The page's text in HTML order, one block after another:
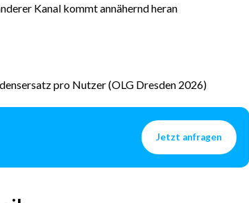
Kanal kommt annähernd heran
pro Nutzer (OLG Dresden 2026)
Jetzt anfragen